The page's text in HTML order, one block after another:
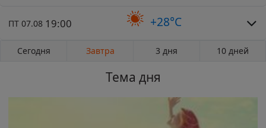
ПТ 07.08 19:00 +28°C
Сегодня Завтра 3 дня 10 дней
Тема дня